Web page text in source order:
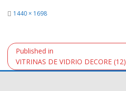
Full
1440 × 1698
Navegación
de
entradas
Published in
VITRINAS DE VIDRIO DECORE (12)